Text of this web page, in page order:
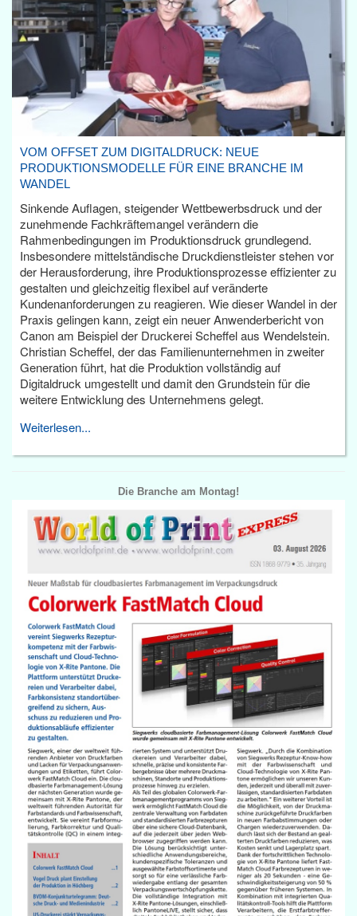
VOM OFFSET ZUM DIGITALDRUCK: NEUE
PRODUKTIONSMODELLE FÜR EINE BRANCHE IM
WANDEL
Sinkende Auflagen, steigender Wettbewerbsdruck und der
zunehmende Fachkräftemangel verändern die
Rahmenbedingungen im Produktionsdruck grundlegend.
Insbesondere mittelständische Druckdienstleister stehen vor
der Herausforderung, ihre Produktionsprozesse effizienter zu
gestalten und gleichzeitig flexibel auf veränderte
Kundenanforderungen zu reagieren. Wie dieser Wandel in der
Praxis gelingen kann, zeigt ein neuer Anwenderbericht von
Canon am Beispiel der Druckerei Scheffel aus Wendelstein.
Christian Scheffel, der das Familienunternehmen in zweiter
Generation führt, hat die Produktion vollständig auf
Digitaldruck umgestellt und damit den Grundstein für die
weitere Entwicklung des Unternehmens gelegt.
Weiterlesen...
Die Branche am Montag!